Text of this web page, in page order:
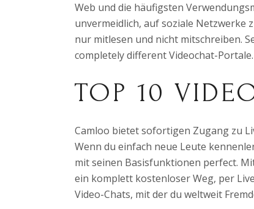
Web und die häufigsten
unvermeidlich, auf soziale Netzwerke
nur mitlesen und nicht mitschreiben.
completely different Videochat-Portale.
TOP 10
Camloo bietet sofortigen Zugang zu
Wenn du einfach neue Leute
mit seinen Basisfunktionen perfect.
ein komplett kostenloser Weg, per
Video-Chats, mit der du weltweit